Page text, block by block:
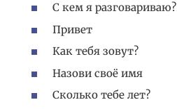
C кем я разговариваю?
Привет
Как тебя зовут?
Назови своё имя
Сколько тебе лет?